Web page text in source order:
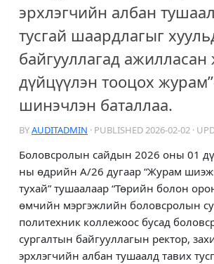
эрхлэгчийн албан
тусгай шаардлагыг
байгууллагад ажилласан
дүйцүүлэн тооцох
шинэчлэн баталлаа.
BYAUDITADMIN · PUBLISHED2026-02-02 ·
Боловсролын сайдын 2026 оны 01
ны өдрийн А/26 дугаар “Журам
тухай” тушаалаар “Төрийн болон
өмчийн мэргэжлийн боловсролын
политехник коллежоос бусад
сургалтын байгууллагын ректор,
эрхлэгчийн албан тушаалд тавих